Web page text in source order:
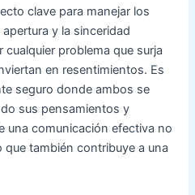
clave para manejar los
y la sinceridad
cualquier problema que surja
en resentimientos. Es
seguro donde ambos se
sus pensamientos y
una comunicación efectiva no
que también contribuye a una